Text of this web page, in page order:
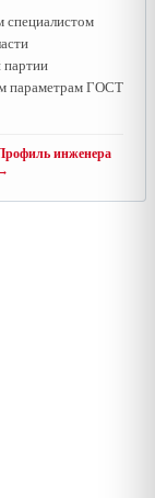
специалистом
партии
параметрам ГОСТ
инженера